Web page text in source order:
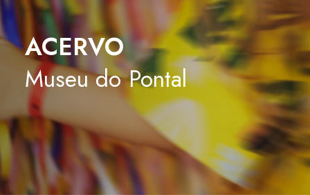
ACERVO
Museu do Pontal